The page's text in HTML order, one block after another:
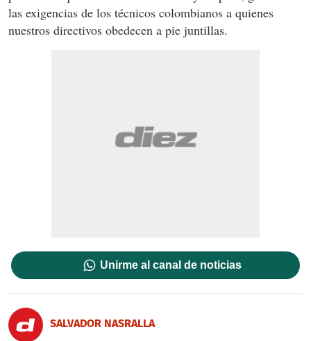
las exigencias de los técnicos colombianos a quienes
nuestros directivos obedecen a pie juntillas.
Unirme al canal de noticias
SALVADOR NASRALLA